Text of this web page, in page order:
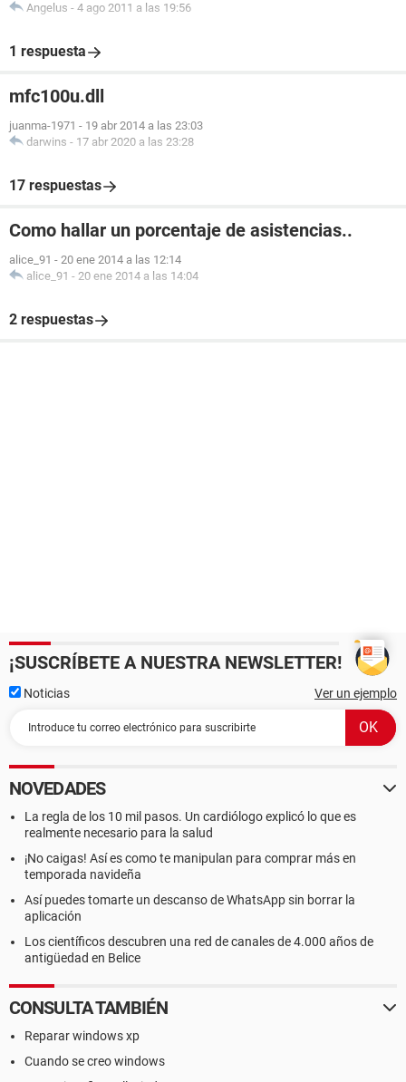
Angelus - 4 ago 2011 a las 19:56
1 respuesta
mfc100u.dll
juanma-1971 - 19 abr 2014 a las 23:03
darwins - 17 abr 2020 a las 23:28
17 respuestas
Como hallar un porcentaje de asistencias..
alice_91 - 20 ene 2014 a las 12:14
alice_91 - 20 ene 2014 a las 14:04
2 respuestas
¡SUSCRÍBETE A NUESTRA NEWSLETTER!
Noticias Ver un ejemplo
NOVEDADES
La regla de los 10 mil pasos. Un cardiólogo explicó lo que es
realmente necesario para la salud
¡No caigas! Así es como te manipulan para comprar más en
temporada navideña
Así puedes tomarte un descanso de WhatsApp sin borrar la
aplicación
Los científicos descubren una red de canales de 4.000 años de
antigüedad en Belice
CONSULTA TAMBIÉN
Reparar windows xp
Cuando se creo windows